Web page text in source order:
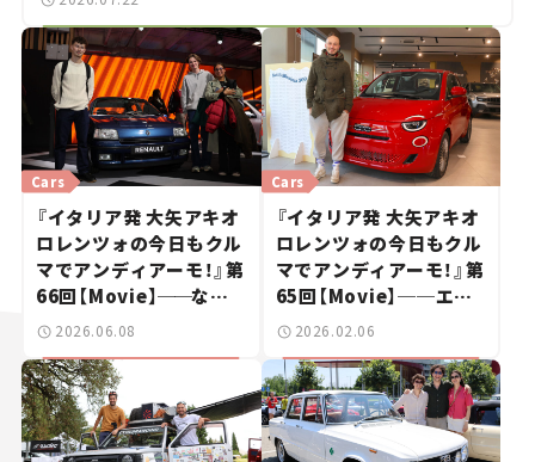
Cars
『イタリア発 大矢アキオ
ロレンツォの今日もクル
マでアンディアーモ！』第
66回【Movie】──なぜ
「不鮮明」がトレンドに？
若者たちがレトロモビル
に熱視線を注ぐ理由
2026.06.08
Cars
『イタリア発 大矢アキオ
ロレンツォの今日もクル
マでアンディアーモ！』第
65回【Movie】──エン
ジン版ついに本国で発
売！新型フィアット500
2026.02.06